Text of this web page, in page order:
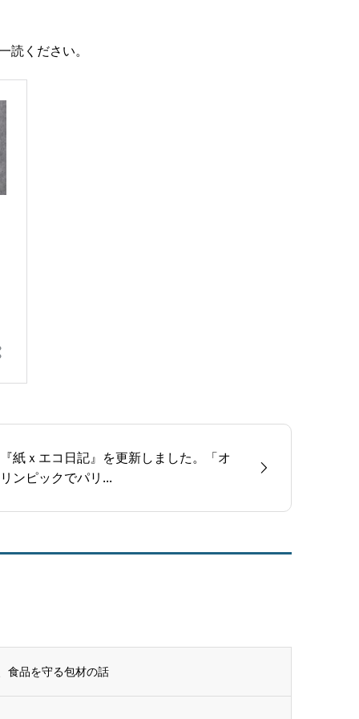
ください。
『紙ｘエコ日記』を更新しました。「オ
リンピックでパリ...
食品を守る包材の話